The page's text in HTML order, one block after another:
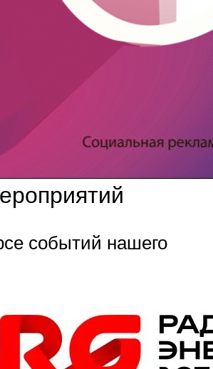
событий нашего